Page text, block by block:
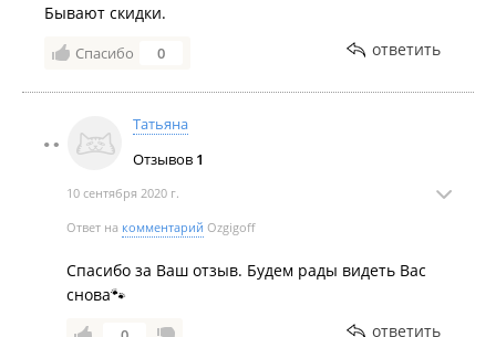
Бывают скидки.
Спасибо 0 ответить
Татьяна
Отзывов 1
10 сентября 2020 г.
Ответ на комментарий Ozgigoff
Спасибо за Ваш отзыв. Будем рады видеть Вас
снова🐾
ответить